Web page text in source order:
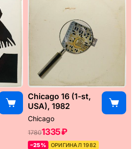
Chicago 16 (1-st,
USA), 1982
Chicago
17801335 ₽
–25% ОРИГИНАЛ 1982